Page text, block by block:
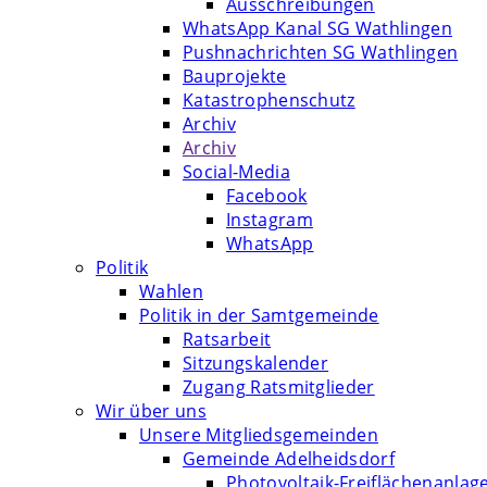
WhatsApp Kanal SG Wathlingen
Pushnachrichten SG Wathlingen
Bauprojekte
Katastrophenschutz
Archiv
Archiv
Social-Media
Facebook
Instagram
WhatsApp
Politik
Wahlen
Politik in der Samtgemeinde
Ratsarbeit
Sitzungskalender
Zugang Ratsmitglieder
Wir über uns
Unsere Mitgliedsgemeinden
Gemeinde Adelheidsdorf